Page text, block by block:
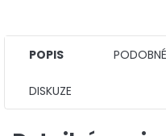
POPIS
DISKUZE